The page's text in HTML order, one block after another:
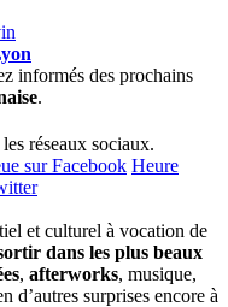
informés des prochains
.
réseaux sociaux.
sur Facebook Heure
et culturel à vocation de
dans les plus beaux
, afterworks, musique,
d’autres surprises encore à